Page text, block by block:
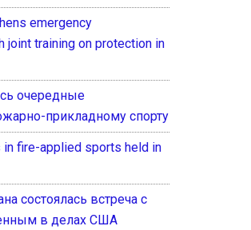
emergency
joint training on protection in
очередные
прикладному спорту
in fire-applied sports held in
состоялась встреча с
в делах США